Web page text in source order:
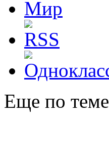
Еще по теме